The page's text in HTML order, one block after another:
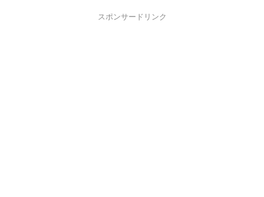
スポンサードリンク